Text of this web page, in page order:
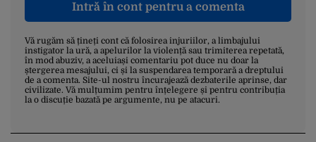
Intră în cont pentru a comenta
Vă rugăm să țineți cont că folosirea injuriilor, a limbajului
instigator la ură, a apelurilor la violență sau trimiterea repetată,
în mod abuziv, a aceluiași comentariu pot duce nu doar la
ștergerea mesajului, ci și la suspendarea temporară a dreptului
de a comenta. Site-ul nostru încurajează dezbaterile aprinse, dar
civilizate. Vă mulțumim pentru înțelegere și pentru contribuția
la o discuție bazată pe argumente, nu pe atacuri.